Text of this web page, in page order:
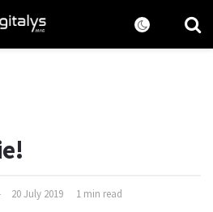
20 July 2019 1 min read